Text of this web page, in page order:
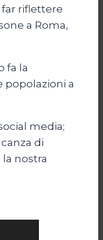
riflettere
a Roma,
fa la
popolazioni a
media;
di
nostra